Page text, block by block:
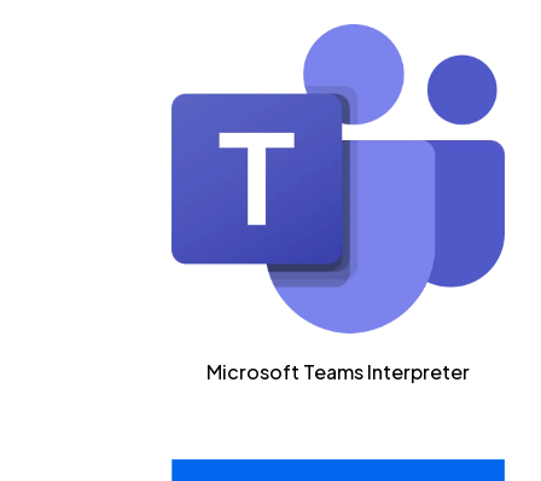
Microsoft Teams Interpreter